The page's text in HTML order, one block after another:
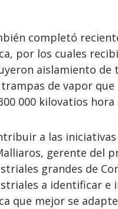
completó
por los cuales
aislamiento de
de vapor
000 kilovatios hora
a las
gerente del
grandes de
a identificar e
que mejor se